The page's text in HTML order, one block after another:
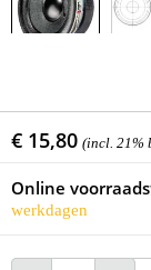
€ 15,80 (incl. 21%
Online
werkdagen